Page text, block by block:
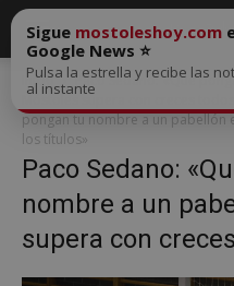
Inicio
Paco Sedano: «Que
Móstoles supera con creces todos
pongan tu nombre a un pabellón
los títulos»
Paco Sedano:
nombre a un
supera con
Sigue mostoleshoy.com
Google News ⭐
Pulsa la estrella y recibe las
al instante